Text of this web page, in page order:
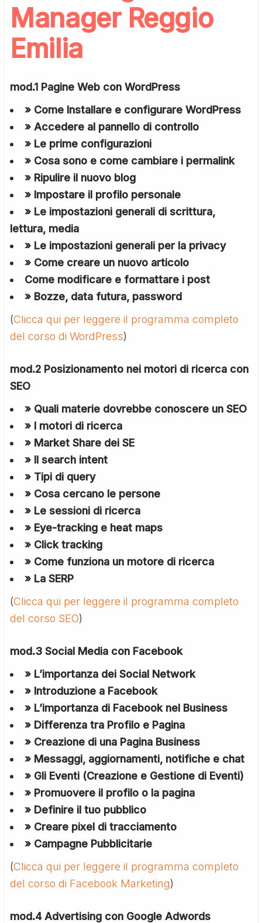
Manager Reggio
Emilia
mod.1 Pagine Web con WordPress
» Come Installare e configurare WordPress
» Accedere al pannello di controllo
» Le prime configurazioni
» Cosa sono e come cambiare i permalink
» Ripulire il nuovo blog
» Impostare il profilo personale
» Le impostazioni generali di scrittura,
lettura, media
» Le impostazioni generali per la privacy
» Come creare un nuovo articolo
Come modificare e formattare i post
» Bozze, data futura, password
(Clicca qui per leggere il programma completo
del corso di WordPress)
mod.2 Posizionamento nei motori di ricerca con
SEO
» Quali materie dovrebbe conoscere un SEO
» I motori di ricerca
» Market Share dei SE
» Il search intent
» Tipi di query
» Cosa cercano le persone
» Le sessioni di ricerca
» Eye-tracking e heat maps
» Click tracking
» Come funziona un motore di ricerca
» La SERP
(Clicca qui per leggere il programma completo
del corso SEO)
mod.3 Social Media con Facebook
» L’importanza dei Social Network
» Introduzione a Facebook
» L’importanza di Facebook nel Business
» Differenza tra Profilo e Pagina
» Creazione di una Pagina Business
» Messaggi, aggiornamenti, notifiche e chat
» Gli Eventi (Creazione e Gestione di Eventi)
» Promuovere il profilo o la pagina
» Definire il tuo pubblico
» Creare pixel di tracciamento
» Campagne Pubblicitarie
(Clicca qui per leggere il programma completo
del corso di Facebook Marketing)
mod.4 Advertising con Google Adwords